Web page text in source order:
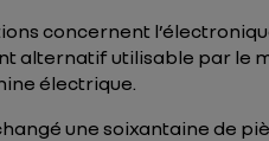
concernent
alternatif utilisable par le
électrique.
une soixantaine de